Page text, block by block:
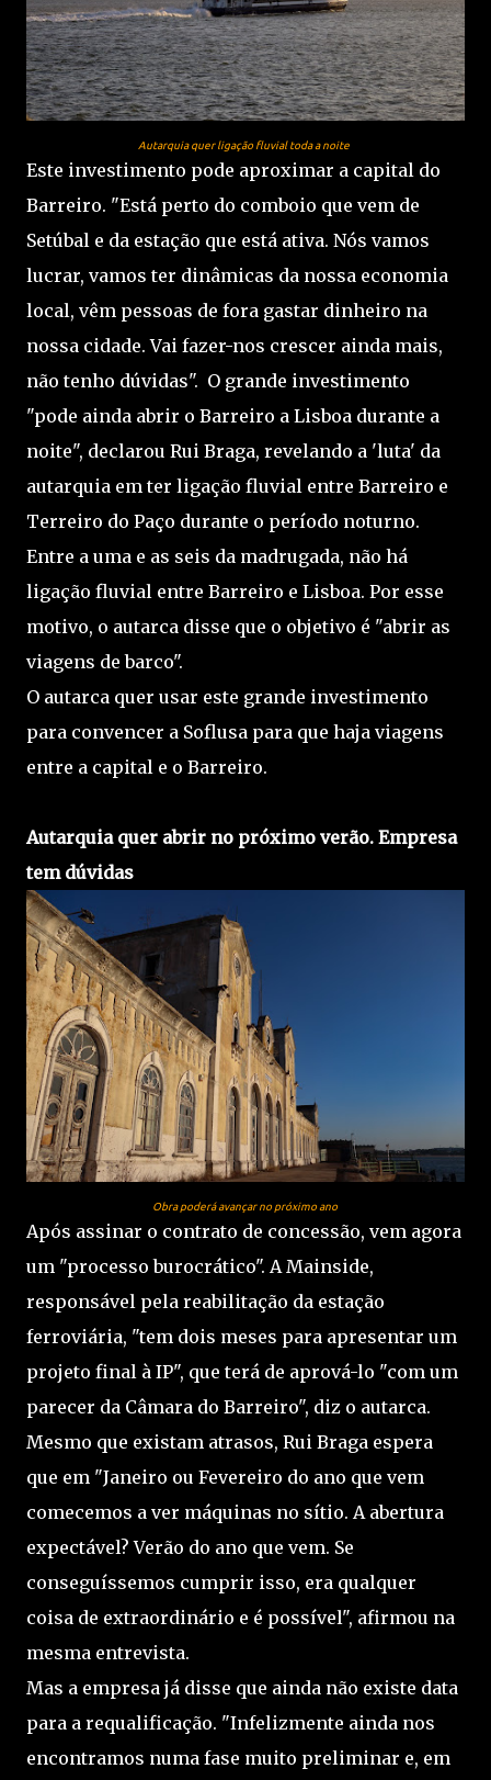
Autarquia quer ligação fluvial toda a noite
Este investimento pode aproximar a capital do
Barreiro. "Está perto do comboio que vem de
Setúbal e da estação que está ativa. Nós vamos
lucrar, vamos ter dinâmicas da nossa economia
local, vêm pessoas de fora gastar dinheiro na
nossa cidade. Vai fazer-nos crescer ainda mais,
não tenho dúvidas". O grande investimento
"pode ainda abrir o Barreiro a Lisboa durante a
noite", declarou Rui Braga, revelando a 'luta' da
autarquia em ter ligação fluvial entre Barreiro e
Terreiro do Paço durante o período noturno.
Entre a uma e as seis da madrugada, não há
ligação fluvial entre Barreiro e Lisboa. Por esse
motivo, o autarca disse que o objetivo é "abrir as
viagens de barco".
O autarca quer usar este grande investimento
para convencer a Soflusa para que haja viagens
entre a capital e o Barreiro.
Autarquia quer abrir no próximo verão. Empresa
tem dúvidas
Obra poderá avançar no próximo ano
Após assinar o contrato de concessão, vem agora
um "processo burocrático". A Mainside,
responsável pela reabilitação da estação
ferroviária, "tem dois meses para apresentar um
projeto final à IP", que terá de aprová-lo "com um
parecer da Câmara do Barreiro", diz o autarca.
Mesmo que existam atrasos, Rui Braga espera
que em "Janeiro ou Fevereiro do ano que vem
comecemos a ver máquinas no sítio. A abertura
expectável? Verão do ano que vem. Se
conseguíssemos cumprir isso, era qualquer
coisa de extraordinário e é possível", afirmou na
mesma entrevista.
Mas a empresa já disse que ainda não existe data
para a requalificação. "Infelizmente ainda nos
encontramos numa fase muito preliminar e, em